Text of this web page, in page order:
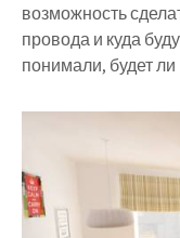
возможность
провода и куда
понимали, будет